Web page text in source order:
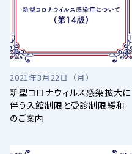
2021年3月22日（月）
新型コロナウィルス感染拡大に
伴う入館制限と受診制限緩和
のご案内